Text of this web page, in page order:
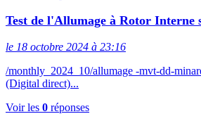
Test de l'Allumage à Rotor
le 18 octobre 2024 à 23:16
/monthly_2024_10/allumage -mvt-dd-
(Digital direct)...
Voir les 0 réponses